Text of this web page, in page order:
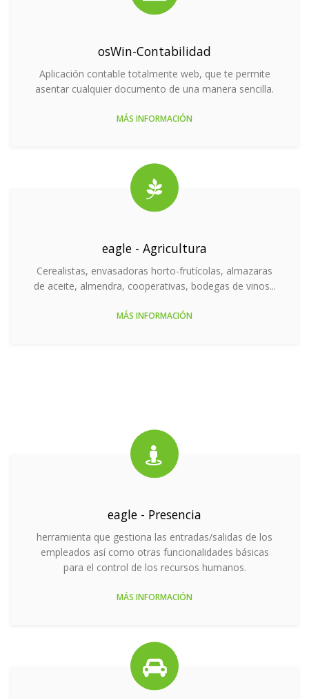
osWin-Contabilidad
Aplicación contable totalmente web, que te permite
asentar cualquier documento de una manera sencilla.
MÁS INFORMACIÓN
eagle - Agricultura
Cerealistas, envasadoras horto-frutícolas, almazaras
de aceite, almendra, cooperativas, bodegas de vinos...
MÁS INFORMACIÓN
eagle - Presencia
herramienta que gestiona las entradas/salidas de los
empleados así como otras funcionalidades básicas
para el control de los recursos humanos.
MÁS INFORMACIÓN